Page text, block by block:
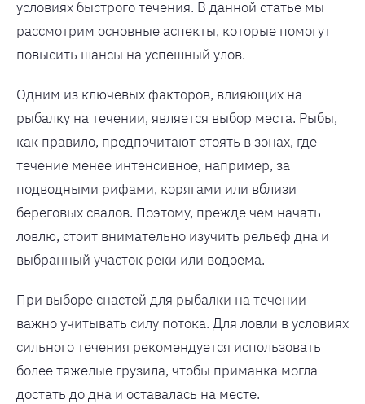
условиях быстрого течения. В данной статье мы
рассмотрим основные аспекты, которые помогут
повысить шансы на успешный улов.
Одним из ключевых факторов, влияющих на
рыбалку на течении, является выбор места. Рыбы,
как правило, предпочитают стоять в зонах, где
течение менее интенсивное, например, за
подводными рифами, корягами или вблизи
береговых свалов. Поэтому, прежде чем начать
ловлю, стоит внимательно изучить рельеф дна и
выбранный участок реки или водоема.
При выборе снастей для рыбалки на течении
важно учитывать силу потока. Для ловли в условиях
сильного течения рекомендуется использовать
более тяжелые грузила, чтобы приманка могла
достать до дна и оставалась на месте.